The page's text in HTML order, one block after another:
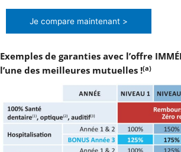
Exemples de garanties avec l’offre
l’une des meilleures mutuelles !(a)
Je compare maintenant >